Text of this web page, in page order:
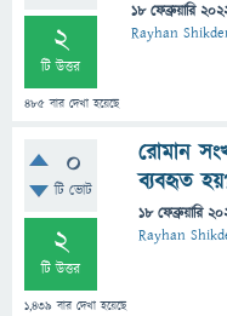
2
টি উত্তর
485 বার দেখা হয়েছে
18 ফেব্রুয়ারি
Rayhan
0
টি ভোট
2
টি উত্তর
1,439 বার দেখা হয়েছে
রোমান
ব্যবহৃত
18 ফেব্রুয়ারি
Rayhan